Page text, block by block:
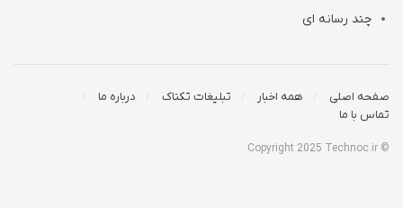
چند رسانه ای
صفحه اصلی همه اخبار تبلیغات تکناک
درباره ما
تماس با ما
© Copyright 2025 Technoc.ir